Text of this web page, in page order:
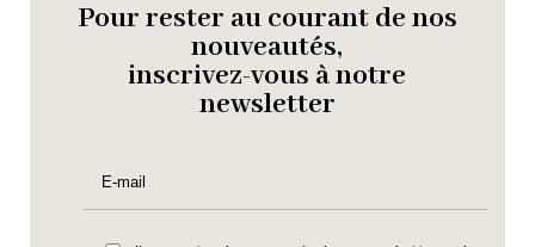
Pour rester au courant de nos
nouveautés,
inscrivez-vous à notre
newsletter